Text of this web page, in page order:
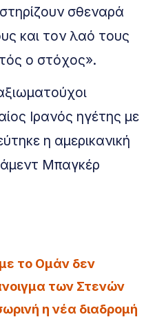
σθεναρά
και τον λαό τους
ο στόχος».
Ιρανός ηγέτης με
η αμερικανική
Μπαγκέρ
το Ομάν δεν
των Στενών
η νέα διαδρομή